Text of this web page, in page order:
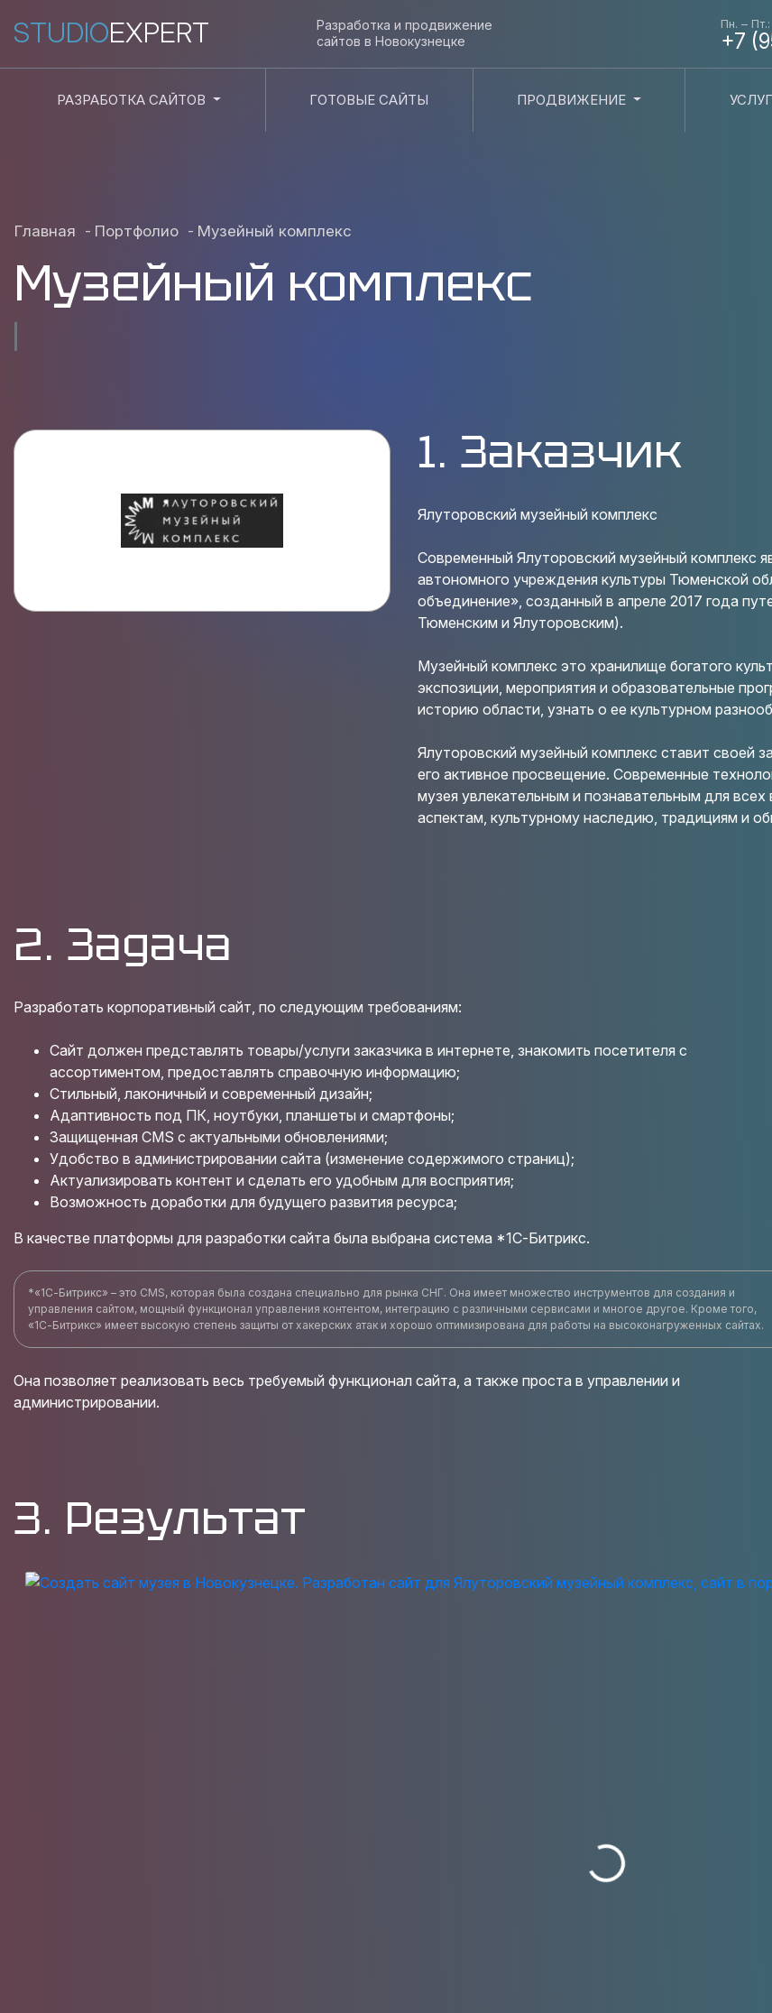
STUDIOEXPERT
Разработка и продвижение
сайтов в Новокузнецке
Пн. –
+7
РАЗРАБОТКА САЙТОВ ГОТОВЫЕ САЙТЫ ПРОДВИЖЕНИЕ
Главная - Портфолио - Музейный комплекс
Музейный комплекс
1. Заказчик
Ялуторовский музейный комплекс
Современный Ялуторовский музейный комплекс
автономного учреждения культуры Тюменской
объединение», созданный в апреле 2017 года
Тюменским и Ялуторовским).
Музейный комплекс это хранилище богатого
экспозиции, мероприятия и образовательные
историю области, узнать о ее культурном
Ялуторовский музейный комплекс ставит своей
его активное просвещение. Современные
музея увлекательным и познавательным для
аспектам, культурному наследию, традициям и
2. Задача
Разработать корпоративный сайт, по следующим требованиям:
Сайт должен представлять товары/услуги заказчика в интернете, знакомить посетителя с
ассортиментом, предоставлять справочную информацию;
Стильный, лаконичный и современный дизайн;
Адаптивность под ПК, ноутбуки, планшеты и смартфоны;
Защищенная CMS с актуальными обновлениями;
Удобство в администрировании сайта (изменение содержимого страниц);
Актуализировать контент и сделать его удобным для восприятия;
Возможность доработки для будущего развития ресурса;
В качестве платформы для разработки сайта была выбрана система *1С-Битрикс.
*«1С-Битрикс» – это CMS, которая была создана специально для рынка СНГ. Она имеет множество инструментов для создания и
управления сайтом, мощный функционал управления контентом, интеграцию с различными сервисами и многое другое. Кроме того,
«1С-Битрикс» имеет высокую степень защиты от хакерских атак и хорошо оптимизирована для работы на высоконагруженных сайтах.
Она позволяет реализовать весь требуемый функционал сайта, а также проста в управлении и
администрировании.
3. Результат